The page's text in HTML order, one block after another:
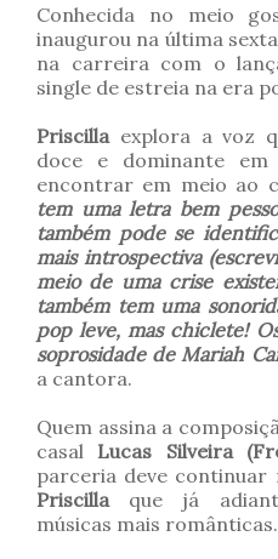
Conhecida no meio
inaugurou na última
na carreira com o
single de estreia na era
Priscilla explora a voz
doce e dominante
encontrar em meio ao
tem uma letra bem
também pode se
mais introspectiva
meio de uma crise
também tem uma
pop leve, mas chiclete!
soprosidade de Mariah
a cantora.
Quem assina a
casal Lucas Silveira
parceria deve continuar
Priscillaque já
músicas mais românticas.